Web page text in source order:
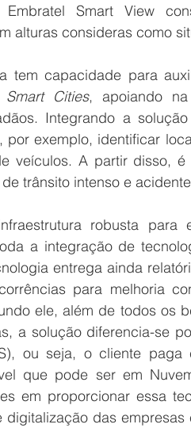
Smart View
alturas consideras como
tem capacidade para
Smart Cities, apoiando
Integrando a
por exemplo, identificar
veículos. A partir disso,
trânsito intenso e
robusta
a integração de
entrega ainda
para melhoria
ele, além de todos os
ou seja, o cliente paga
que pode ser em
em proporcionar essa
das